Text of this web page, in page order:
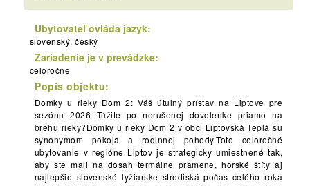
Ubytovateľ ovláda jazyk:
slovenský, český
Zariadenie je v prevádzke:
celoročne
Popis objektu:
Domky u rieky Dom 2: Váš útulný prístav na Liptove pre
sezónu 2026 Túžite po nerušenej dovolenke priamo na
brehu rieky?Domky u rieky Dom 2 v obci Liptovská Teplá sú
synonymom pokoja a rodinnej pohody.Toto celoročné
ubytovanie v regióne Liptov je strategicky umiestnené tak,
aby ste mali na dosah termálne pramene, horské štíty aj
najlepšie slovenské lyžiarske strediská počas celého roka